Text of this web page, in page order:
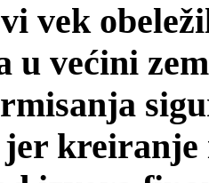
vek
u većini
jer